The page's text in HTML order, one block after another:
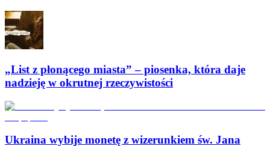
„List z płonącego miasta” – piosenka, która daje
nadzieję w okrutnej rzeczywistości
Ukraina wybije monetę z wizerunkiem św. Jana